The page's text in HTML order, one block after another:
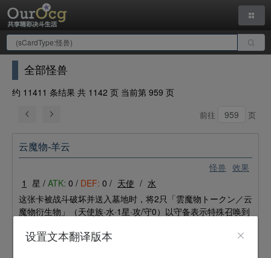
全部怪兽
约 11411 条结果 共 1142 页 当前第 959 页
前往 页
怪兽 效果
云魔物-羊云
1 星 / ATK: 0 / DEF: 0 / 天使 / 水
这张卡被战斗破坏并送入墓地时，将2只「雲魔物トークン／云
魔物衍生物」（天使族·水·1星·攻/守0）以守备表示特殊召唤到
物 」的卡以外的祭品召唤而做祭品。
设置文本翻译版本